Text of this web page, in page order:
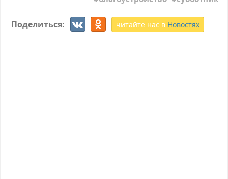
Поделиться: читайте нас в Новостях